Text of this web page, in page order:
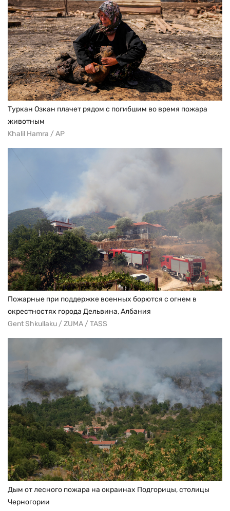
Туркан Озкан плачет рядом с погибшим во время пожара
животным
Khalil Hamra / AP
Пожарные при поддержке военных борются с огнем в
окрестностях города Дельвина, Албания
Gent Shkullaku / ZUMA / TASS
Дым от лесного пожара на окраинах Подгорицы, столицы
Черногории